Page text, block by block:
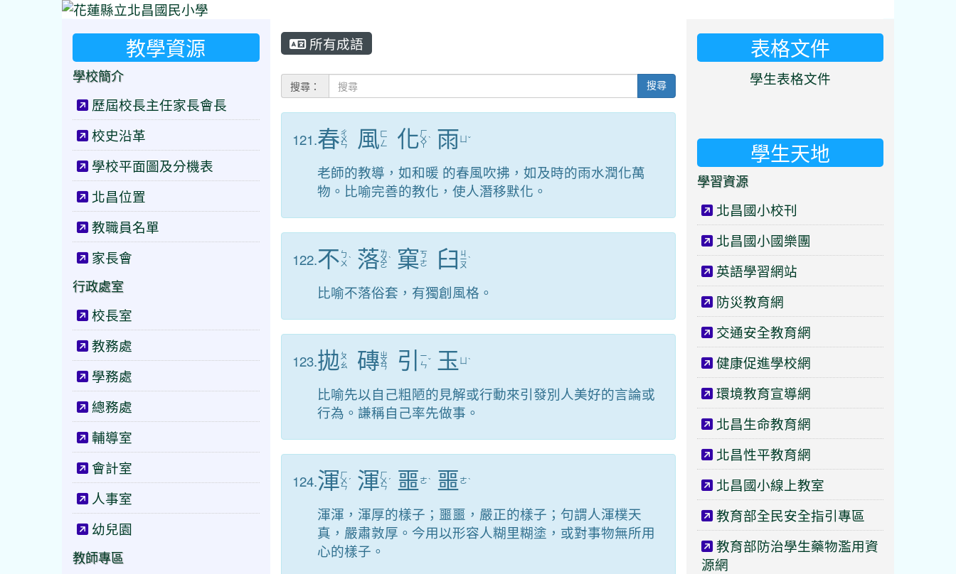
所有成語
搜尋： 搜尋
121.春ㄔ
ㄨ
ㄣ 風 ㄈ
ㄥ
化ㄏ
ㄨ
ㄚ
ˋ 雨 ˇ
老師的教導，如和暖 的春風吹拂，如及時的雨水潤化萬
物。比喻完善的教化，使人潛移默化。
122.不 ㄅ
ㄨ ˋ 落ㄌ
ㄨ
ㄛ
ˋ 窠 ㄎ
ㄜ
臼 ㄐ
ㄧ
ㄡ
ˋ
比喻不落俗套，有獨創風格。
123.拋 ㄆ
ㄠ
磚ㄓ
ㄨ
ㄢ 引
ㄧ
ㄣˇ 玉 ˋ
比喻先以自己粗陋的見解或行動來引發別人美好的言論或
行為。謙稱自己率先做事。
124.渾ㄏ
ㄨ
ㄣ
ˊ 渾ㄏ
ㄨ
ㄣ
ˊ 噩 ㄜˋ 噩 ㄜˋ
渾渾，渾厚的樣子；噩噩，嚴正的樣子；句謂人渾樸天
真，嚴肅敦厚。今用以形容人糊里糊塗，或對事物無所用
心的樣子。
教學資源
學校簡介
歷屆校長主任家長會長
校史沿革
學校平面圖及分機表
北昌位置
教職員名單
家長會
行政處室
校長室
教務處
學務處
總務處
輔導室
會計室
人事室
幼兒園
教師專區
表格文件
學生表格文件
學生天地
學習資源
北昌國小校刊
北昌國小國樂團
英語學習網站
防災教育網
交通安全教育網
健康促進學校網
環境教育宣導網
北昌生命教育網
北昌性平教育網
北昌國小線上教室
教育部全民安全指引專區
教育部防治學生藥物濫用資
源網